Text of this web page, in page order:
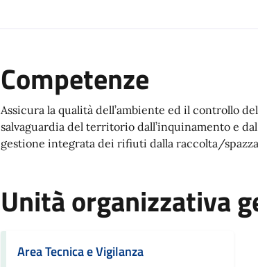
Competenze
Assicura la qualità dell’ambiente ed il controllo
salvaguardia del territorio dall’inquinamento e
gestione integrata dei rifiuti dalla raccolta/
Unità organizzativa
Area Tecnica e Vigilanza